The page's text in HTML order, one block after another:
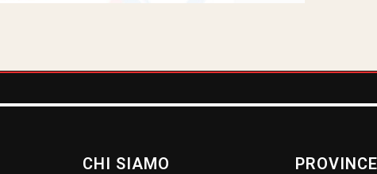
CHI SIAMO PROVINCE